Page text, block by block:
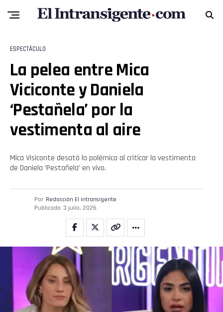
ESPECTÁCULO
La pelea entre Mica
Viciconte y Daniela
‘Pestañela’ por la
vestimenta al aire
Mica Visiconte desató la polémica al criticar la vestimenta
de Daniela ‘Pestañela’ en vivo.
Por Redacción El intransigente
Publicado 3 julio, 2026
Flipboard
Reddit